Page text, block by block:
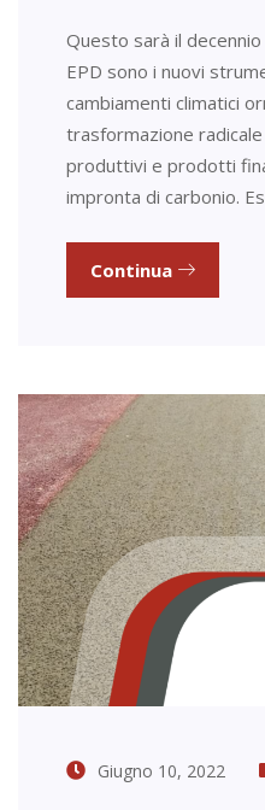
Questo sarà il
EPD sono i nuovi
cambiamenti climatici
trasformazione
produttivi e prodotti
impronta di carbonio.
Continua
Giugno 10, 2022